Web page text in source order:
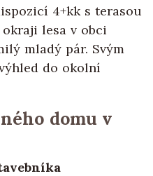
4+kk s terasou
lesa v obci
mladý pár. Svým
do okolní
domu v